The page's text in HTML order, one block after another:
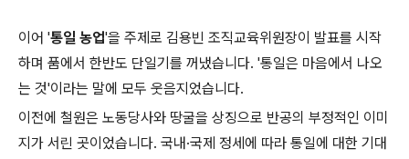
이어 '통일 농업'을 주제로 김용빈 조직교육위원장이 발표를 시작
하며 품에서 한반도 단일기를 꺼냈습니다. '통일은 마음에서 나오
는 것'이라는 말에 모두 웃음지었습니다.
이전에 철원은 노동당사와 땅굴을 상징으로 반공의 부정적인 이미
지가 서린 곳이었습니다. 국내·국제 정세에 따라 통일에 대한 기대